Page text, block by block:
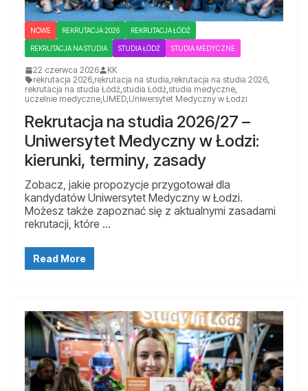
NOWE REKRUTACJA 2026 REKRUTACJA ŁÓDŹ
REKRUTACJA NA STUDIA STUDIA ŁÓDŹ STUDIA MEDYCZNE
22 czerwca 2026
KK
rekrutacja 2026 rekrutacja na studia rekrutacja na studia 2026
rekrutacja na studia Łódź studia Łódź studia medyczne
uczelnie medyczne UMED Uniwersytet Medyczny w Łodzi
Rekrutacja na studia 2026/27 –
Uniwersytet Medyczny w Łodzi:
kierunki, terminy, zasady
Zobacz, jakie propozycje przygotował dla
kandydatów Uniwersytet Medyczny w Łodzi.
Możesz także zapoznać się z aktualnymi zasadami
rekrutacji, które …
Read More